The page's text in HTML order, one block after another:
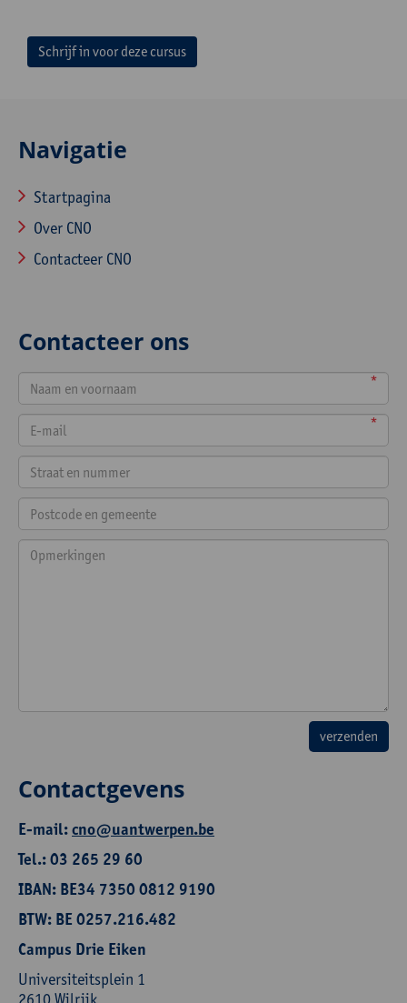
Schrijf in voor deze cursus
Navigatie
Startpagina
Over CNO
Contacteer CNO
Contacteer ons
*
*
Contactgevens
E-mail:cno@uantwerpen.be
Tel.: 03 265 29 60
IBAN: BE34 7350 0812 9190
BTW: BE 0257.216.482
Campus Drie Eiken
Universiteitsplein 1
2610 Wilrijk